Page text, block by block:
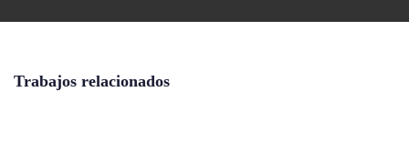
Trabajos relacionados